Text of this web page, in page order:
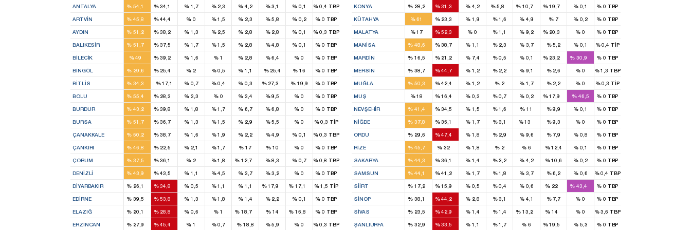
ANTALYA % 54,1 %34,1 %1,7 %2,3 %4,2 %3,1 %0,1 %0,4 TBP
ARTVIN % 45,8 %44,4 % 0 %1,5 %2,3 %5,8 %0,2 % 0 TBP
AYDIN % 51,2 %38,2 %1,3 %2,5 %2,8 %2,8 %0,1 %0,3 TBP
BALIKESIR % 51,7 %37,5 %1,7 %1,5 %2,8 %4,8 %0,1 % 0 TBP
BILECIK %49 %39,2 %1,6 %1 %2,8 %6,4 % 0 % 0 TBP
BINGÖL % 29,6 %25,4 % 2 %0,5 %1,1 %25,4 % 16 % 0 TBP
BITLIS % 34,3 %17,1 %0,7 %0,4 %0,3 %27,3 %19,9 % 0 TBP
BOLU % 55,4 %28,3 %3,3 %0 %3,4 %9,5 % 0 % 0 TBP
BURDUR % 43,2 %39,8 %1,8 %1,7 %6,7 %6,8 % 0 % 0 TBP
BURSA % 51,7 %36,7 %1,3 %1,5 %2,9 %5,5 % 0 %0,3 TİP
ÇANAKKALE % 50,2 %38,7 %1,6 %1,9 %2,2 %4,9 %0,1 %0,3 TBP
ÇANKIRI % 46,8 %22,5 %2,1 %1,7 % 17 %10 % 0 % 0 TBP
ÇORUM % 37,5 %36,1 % 2 %1,8 % 12,7 %8,3 %0,7 %0,8 TBP
DENIZLI % 43,9 %43,5 %1,1 %4,5 %3,7 %3,2 % 0 % 0 TBP
DIYARBAKIR % 26,1 %34,8 %0,5 %1,1 %1,1 %17,9 % 17,1 %1,5 TİP
EDIRNE % 39,5 %53,8 %1,3 %1,8 %1,4 %2,2 %0,1 % 0 TBP
ELAZIĞ % 20,1 %28,8 %0,6 %1 % 18,7 %14 % 16,8 % 0 TBP
ERZINCAN % 27,9 %45,4 % 1 %0,7 %18,8 %5,9 % 0 %0,3 TBP
1
KONYA % 28,2 %31,3 %4,2 %5,8 % 10,7 %19,7 %0,1 % 0 TBP
KÜTAHYA %61
4
%23,3 %1,9 %1,6 %4,9 %7 %0,2 % 0 TBP
MALATYA %17 %52,3 % 0 %1,1 %9,2 %20,3 % 0 % 0 TBP
MANISA % 48,6 %38,7 %1,1 %2,3 %3,7 %5,2 %0,1 %0,4 TİP
MARDIN % 16,5 %21,2 %7,4 %0,5 %0,1 %23,2 % 30,9 % 0 TBP
MERSIN % 38,7 %44,7 %1,2 %2,2 %9,1 %2,6 % 0 %1,3 TBP
MUĞLA % 50,3 %42,4 %1,2 %2 %1,7 %2,2 % 0 %0,3 TİP
MUŞ %18
1
%16,4 %0,3 %0,7 %0,2 %17,9 %46,5 % 0 TBP
NEVŞEHIR % 41,4 %34,5 %1,5 %1,6 % 11 %9,9 %0,1 % 0 TBP
NIĞDE % 37,8 %35,1 %1,7 %3,1 %13 %9,3 % 0 % 0 TBP
ORDU % 29,6 %47,4 %1,8 %2,9 %9,6 %7,9 %0,8 % 0 TBP
RIZE % 45,7 %32 %1,8 %2 % 6 %12,4 %0,1 % 0 TBP
SAKARYA % 44,3 %36,1 %1,4 %3,2 %4,2 %10,6 %0,2 % 0 TBP
SAMSUN % 44,1 %41,2 %1,7 %1,8 %3,7 %6,2 %0,6 %0,4 TBP
SIIRT % 17,2 %15,9 %0,5 %0,4 %0,6 %22
1
% 43,4 % 0 TBP
SINOP % 38,1 %44,2 %2,8 %3,1 %4,1 %7,7 % 0 % 0 TBP
SIVAS % 23,5 %42,9 %1,4 %1,4 % 13,2 %14
1
% 0 %3,6 TBP
ŞANLIURFA % 32,9 %33,5 %1,1 %1,7 % 6 %19,5 %5,3 % 0 TBP
2